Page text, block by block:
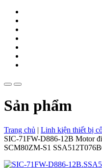
Sản phẩm
Trang chủ | Linh kiện thiết bị
SIC-71FW-D886-12B Motor
SCM80ZM-S1